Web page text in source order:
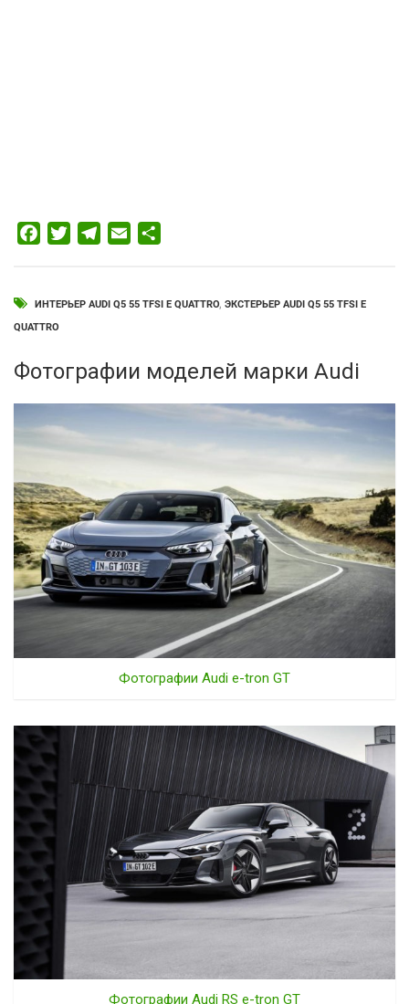
FacebookTwitterTelegram
Email
ИНТЕРЬЕР AUDI Q5 55 TFSI E QUATTRO, ЭКСТЕРЬЕР AUDI Q5 55 TFSI E
QUATTRO
Фотографии моделей марки Audi
Фотографии Audi e-tron GT
Фотографии Audi RS e-tron GT